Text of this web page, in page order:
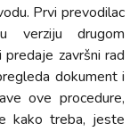
Prvi prevodilac
verziju drugom
završni rad
dokument i
ove procedure,
kako treba, jeste